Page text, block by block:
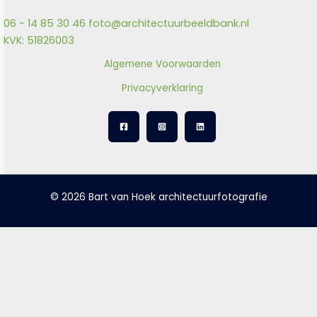
06 - 14 85 30 46 foto@architectuurbeeldbank.nl
KVK: 51826003
Algemene Voorwaarden
Privacyverklaring
© 2026 Bart van Hoek architectuurfotografie